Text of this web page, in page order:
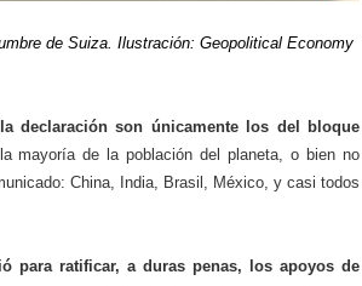
de Suiza. Ilustración: Geopolitical Economy
declaración son únicamente los del bloque
mayoría de la población del planeta, o bien no
China, India, Brasil, México, y casi todos
para ratificar, a duras penas, los apoyos de